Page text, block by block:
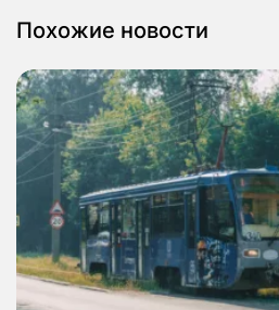
Похожие новости